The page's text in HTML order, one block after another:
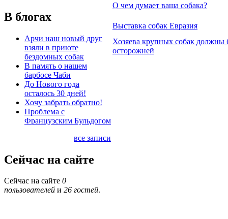
В блогах
Арчи наш новый друг
взяли в приюте
бездомных собак
В память о нашем
барбосе Чаби
До Нового года
осталось 30 дней!
Хочу забрать обратно!
Проблема с
Французским Бульдогом
все записи
Сейчас на сайте
Сейчас на сайте 0
пользователей и 26 гостей.
О чем думает ваша собака?
Выставка собак Евразия
Хозяева крупных собак должны
осторожней